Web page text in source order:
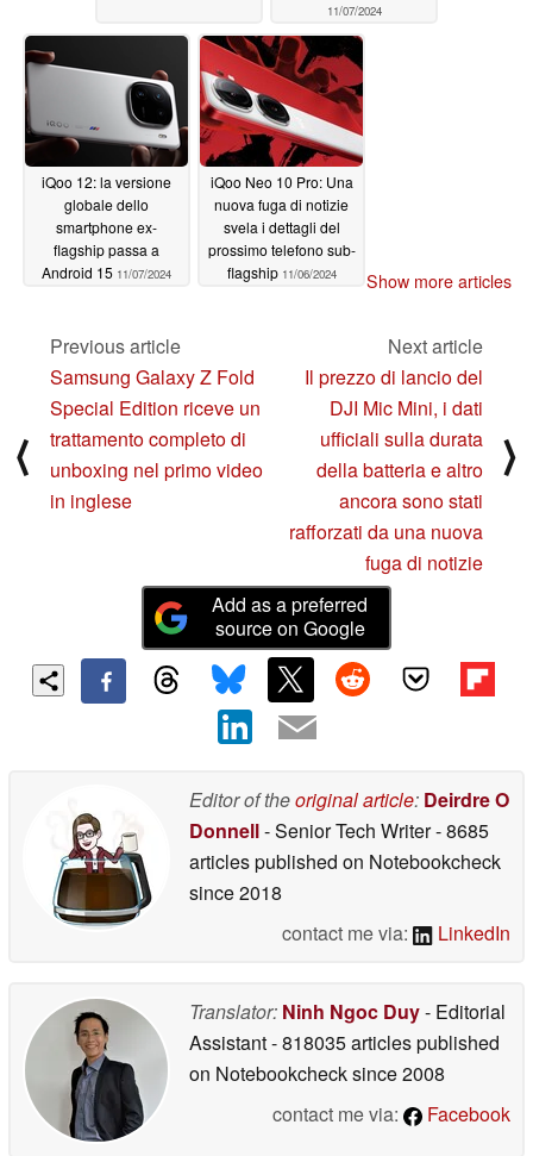
11/07/2024
iQoo 12: la versione
globale dello
smartphone ex-
flagship passa a
Android 15 11/07/2024
iQoo Neo 10 Pro: Una
nuova fuga di notizie
svela i dettagli del
prossimo telefono sub-
flagship 11/06/2024 Show more articles
⟨
Previous article
Samsung Galaxy Z Fold
Special Edition riceve un
trattamento completo di
unboxing nel primo video
in inglese
Next article
Il prezzo di lancio del
DJI Mic Mini, i dati
ufficiali sulla durata
della batteria e altro
ancora sono stati
rafforzati da una nuova
fuga di notizie
⟩
Add as a preferred
source on Google
Editor of theoriginal article: Deirdre O
Donnell- Senior Tech Writer- 8685
articles published on Notebookcheck
since 2018
contact me via:
LinkedIn
Translator: Ninh Ngoc Duy- Editorial
Assistant- 818035 articles published
on Notebookchecksince 2008
contact me via:
Facebook